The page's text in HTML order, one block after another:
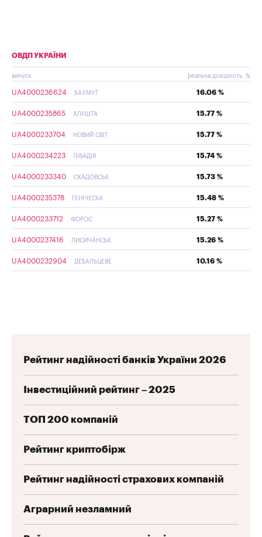
ОВДП УКРАЇНИ
випуск реальна дохідність, %
UA4000236624 БАХМУТ 16.06 %
UA4000235865 АЛУШТА 15.77 %
UA4000233704 НОВИЙ СВІТ 15.77 %
UA4000234223 ЛІВАДІЯ 15.74 %
UA4000233340 СКАДОВСЬК 15.73 %
UA4000235378 ГЕНІЧЕСЬК 15.48 %
UA4000233712 ФОРОС 15.27 %
UA4000237416 ЛИСИЧАНСЬК 15.26 %
UA4000232904 ДЕБАЛЬЦЕВЕ 10.16 %
Рейтинг надійності банків України 2026
Інвестиційний рейтинг – 2025
ТОП 200 компаній
Рейтинг криптобірж
Рейтинг надійності страхових компаній
Аграрний незламний